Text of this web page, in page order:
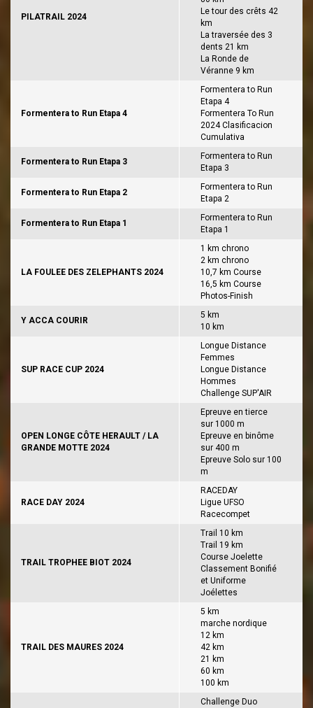
PILATRAIL 2024
Le tour des crêts 42
km
La traversée des 3
dents 21 km
La Ronde de
Véranne 9 km
Formentera to Run Etapa 4
Formentera to Run
Etapa 4
Formentera To Run
2024 Clasificacion
Cumulativa
Formentera to Run Etapa 3
Formentera to Run
Etapa 3
Formentera to Run Etapa 2
Formentera to Run
Etapa 2
Formentera to Run Etapa 1
Formentera to Run
Etapa 1
LA FOULEE DES ZELEPHANTS 2024
1 km chrono
2 km chrono
10,7 km Course
16,5 km Course
Photos-Finish
Y ACCA COURIR
5 km
10 km
SUP RACE CUP 2024
Longue Distance
Femmes
Longue Distance
Hommes
Challenge SUP'AIR
OPEN LONGE CÔTE HERAULT / LA
GRANDE MOTTE 2024
Epreuve en tierce
sur 1000 m
Epreuve en binôme
sur 400 m
Epreuve Solo sur 100
m
RACE DAY 2024
RACEDAY
Ligue UFSO
Racecompet
TRAIL TROPHEE BIOT 2024
Trail 10 km
Trail 19 km
Course Joelette
Classement Bonifié
et Uniforme
Joélettes
TRAIL DES MAURES 2024
5 km
marche nordique
12 km
42 km
21 km
60 km
100 km
Challenge Duo